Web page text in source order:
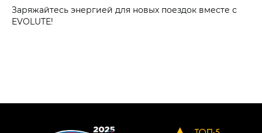
Заряжайтесь энергией для новых поездок вместе с
EVOLUTE!